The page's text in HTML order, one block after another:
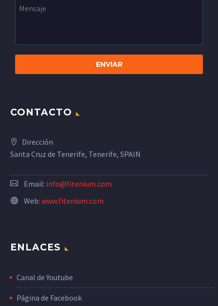
CONTACTO
Dirección
Santa Cruz de Tenerife, Tenerife, SPAIN
Email: info@fitenium.com
Web: www.fitenium.com
ENLACES
Canal de Youtube
Página de Facebook